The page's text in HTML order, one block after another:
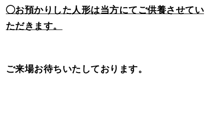
◯お預かりした人形は当方にてご供養させてい
ただきます。
ご来場お待ちいたしております。